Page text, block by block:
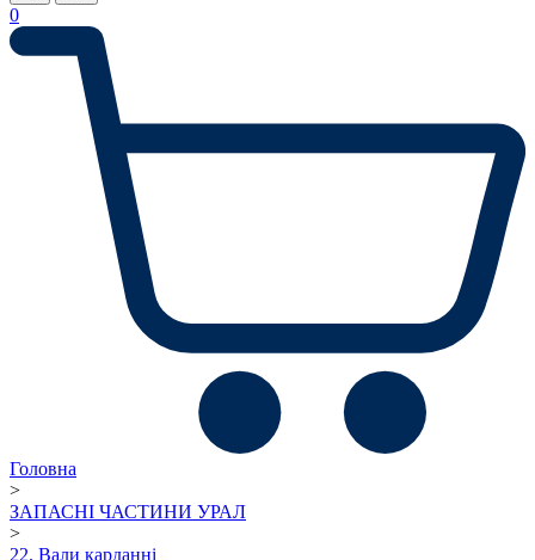
0
Головна
>
ЗАПАСНІ ЧАСТИНИ УРАЛ
>
22. Вали карданні